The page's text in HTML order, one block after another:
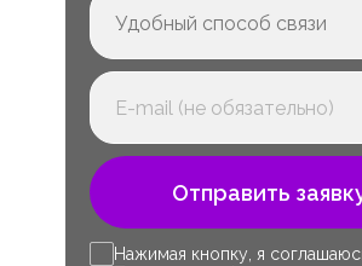
Отправить
Нажимая кнопку, я